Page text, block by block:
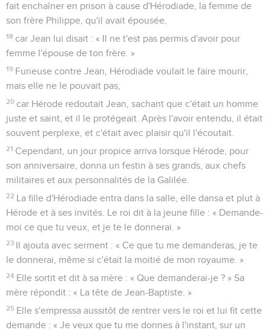
fait enchaîner en prison à cause d'Hérodiade, la femme de
son frère Philippe, qu'il avait épousée,
18 car Jean lui disait : « Il ne t'est pas permis d'avoir pour
femme l'épouse de ton frère. »
19 Furieuse contre Jean, Hérodiade voulait le faire mourir,
mais elle ne le pouvait pas,
20 car Hérode redoutait Jean, sachant que c'était un homme
juste et saint, et il le protégeait. Après l'avoir entendu, il était
souvent perplexe, et c'était avec plaisir qu'il l'écoutait.
21 Cependant, un jour propice arriva lorsque Hérode, pour
son anniversaire, donna un festin à ses grands, aux chefs
militaires et aux personnalités de la Galilée.
22 La fille d'Hérodiade entra dans la salle, elle dansa et plut à
Hérode et à ses invités. Le roi dit à la jeune fille : « Demande-
moi ce que tu veux, et je te le donnerai. »
23 Il ajouta avec serment : « Ce que tu me demanderas, je te
le donnerai, même si c'était la moitié de mon royaume. »
24 Elle sortit et dit à sa mère : « Que demanderai-je ? » Sa
mère répondit : « La tête de Jean-Baptiste. »
25 Elle s'empressa aussitôt de rentrer vers le roi et lui fit cette
demande : « Je veux que tu me donnes à l'instant, sur un